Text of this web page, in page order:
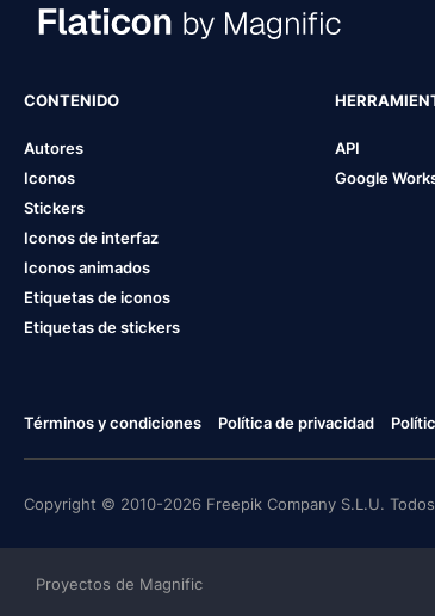
CONTENIDO
Autores
Iconos
Stickers
Iconos de interfaz
Iconos animados
Etiquetas de iconos
Etiquetas de stickers
API
Google
Términos y condiciones Política de privacidad
Copyright © 2010-2026 Freepik Company S.L.U.
Proyectos de Magnific